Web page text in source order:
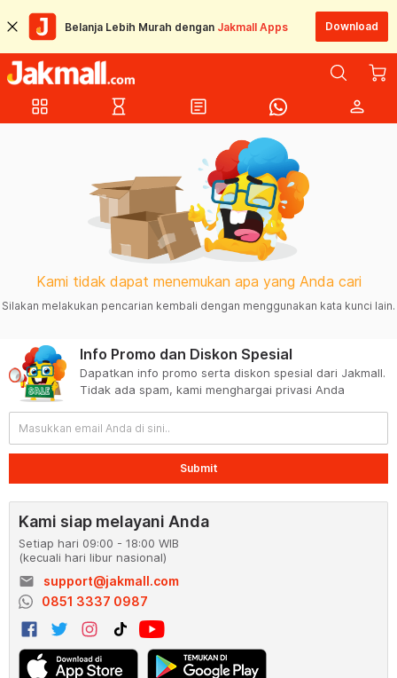
Belanja Lebih Murah dengan Jakmall Apps Download
grid_view hourglass_empty article person
Kami tidak dapat menemukan apa yang Anda cari
Silakan melakukan pencarian kembali dengan menggunakan kata kunci lain.
Info Promo dan Diskon Spesial
Dapatkan info promo serta diskon spesial dari Jakmall.
Tidak ada spam, kami menghargai privasi Anda
Submit
Kami siap melayani Anda
Setiap hari 09:00 - 18:00 WIB
(kecuali hari libur nasional)
email
support@jakmall.com
0851 3337 0987